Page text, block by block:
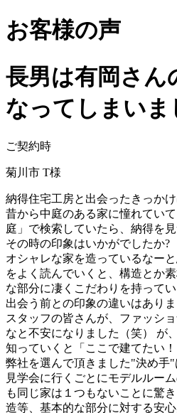
お客様の声
長男は有岡さん
なってしまいま
ご契約時
菊川市 T様
納得住宅工房と出会ったきっか
昔から中庭のある家に憧れてい
庭」で検索していたら、納得を見
その時の印象はいかがでしたか?
オシャレな家を造っているなー
をよく読んでいくと、構造とか
な部分に凄くこだわりを持って
出会う前との印象の違いはあり
スタッフの皆さんが、ファッシ
なと不安になりました（笑） が
知っていくと「ここで建てたい！
弊社を選んで頂きました"決め手"
見学会に行くごとにモデルルー
も同じ家は１つもないことに驚
造等、基本的な部分に対する安